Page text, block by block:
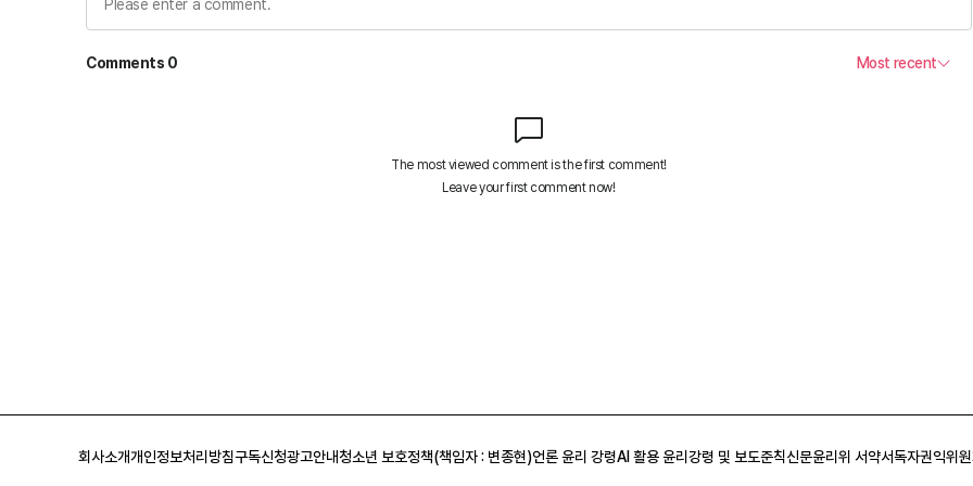
회사소개개인정보처리방침구독신청광고안내청소년 보호정책(책임자 : 변종현)언론 윤리 강령AI 활용 윤리강령 및 보도준칙신문윤리위 서약서독자권익위